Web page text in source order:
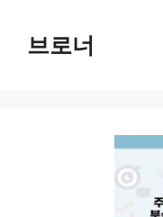
브로너